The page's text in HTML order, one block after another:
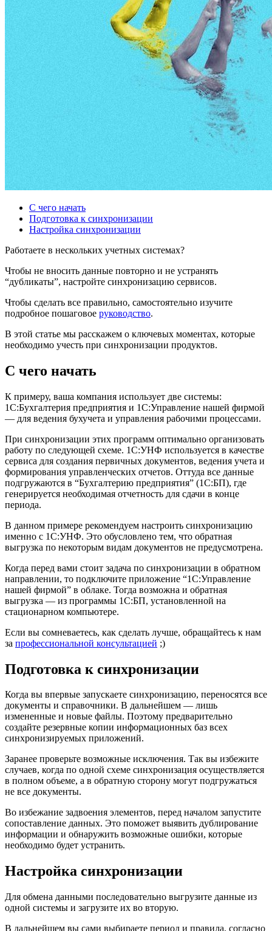
С чего начать
Подготовка к синхронизации
Настройка синхронизации
Работаете в нескольких учетных системах?
Чтобы не вносить данные повторно и не устранять
“дубликаты”, настройте синхронизацию сервисов.
Чтобы сделать все правильно, самостоятельно изучите
подробное пошаговое руководство.
В этой статье мы расскажем о ключевых моментах, которые
необходимо учесть при синхронизации продуктов.
С чего начать
К примеру, ваша компания использует две системы:
1С:Бухгалтерия предприятия и 1С:Управление нашей фирмой
— для ведения бухучета и управления рабочими процессами.
При синхронизации этих программ оптимально организовать
работу по следующей схеме. 1С:УНФ используется в качестве
сервиса для создания первичных документов, ведения учета и
формирования управленческих отчетов. Оттуда все данные
подгружаются в “Бухгалтерию предприятия” (1С:БП), где
генерируется необходимая отчетность для сдачи в конце
периода.
В данном примере рекомендуем настроить синхронизацию
именно с 1С:УНФ. Это обусловлено тем, что обратная
выгрузка по некоторым видам документов не предусмотрена.
Когда перед вами стоит задача по синхронизации в обратном
направлении, то подключите приложение “1С:Управление
нашей фирмой” в облаке. Тогда возможна и обратная
выгрузка — из программы 1С:БП, установленной на
стационарном компьютере.
Если вы сомневаетесь, как сделать лучше, обращайтесь к нам
за профессиональной консультацией ;)
Подготовка к синхронизации
Когда вы впервые запускаете синхронизацию, переносятся все
документы и справочники. В дальнейшем — лишь
измененные и новые файлы. Поэтому предварительно
создайте резервные копии информационных баз всех
синхронизируемых приложений.
Заранее проверьте возможные исключения. Так вы избежите
случаев, когда по одной схеме синхронизация осуществляется
в полном объеме, а в обратную сторону могут подгружаться
не все документы.
Во избежание задвоения элементов, перед началом запустите
сопоставление данных. Это поможет выявить дублирование
информации и обнаружить возможные ошибки, которые
необходимо будет устранить.
Настройка синхронизации
Для обмена данными последовательно выгрузите данные из
одной системы и загрузите их во вторую.
В дальнейшем вы сами выбираете период и правила, согласно